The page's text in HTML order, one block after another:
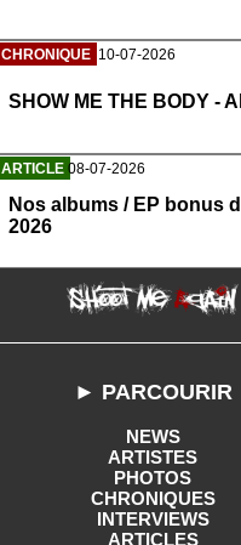
CHRONIQUE 10-07-2026
SHOW ME THE BODY -
ARTICLE 08-07-2026
Nos albums / EP bonus
2026
► PARCOURIR
NEWS
ARTISTES
PHOTOS
CHRONIQUES
INTERVIEWS
ARTICLES